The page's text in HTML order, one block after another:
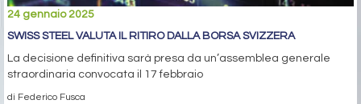
24 gennaio 2025
SWISS STEEL VALUTA IL RITIRO DALLA BORSA SVIZZERA
La decisione definitiva sarà presa da un’assemblea generale
straordinaria convocata il 17 febbraio
di Federico Fusca